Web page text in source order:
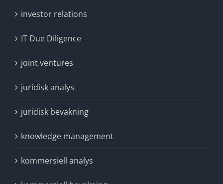
investor relations
IT Due Diligence
joint ventures
juridisk analys
juridisk bevakning
knowledge management
kommersiell analys